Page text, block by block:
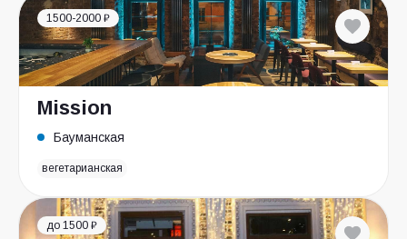
1500-2000 ₽
Mission
Бауманская
вегетарианская
до 1500 ₽